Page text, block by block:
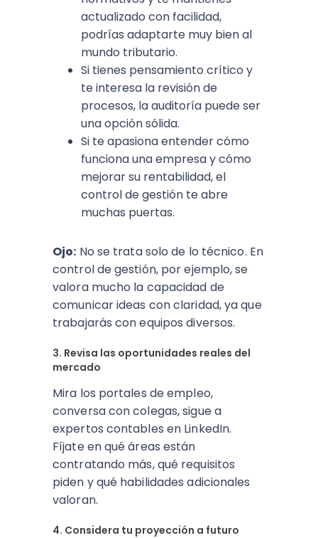
actualizado con facilidad,
podrías adaptarte muy bien al
mundo tributario.
Si tienes pensamiento crítico y
te interesa la revisión de
procesos, la auditoría puede ser
una opción sólida.
Si te apasiona entender cómo
funciona una empresa y cómo
mejorar su rentabilidad, el
control de gestión te abre
muchas puertas.
Ojo: No se trata solo de lo técnico. En
control de gestión, por ejemplo, se
valora mucho la capacidad de
comunicar ideas con claridad, ya que
trabajarás con equipos diversos.
3. Revisa las oportunidades reales del
mercado
Mira los portales de empleo,
conversa con colegas, sigue a
expertos contables en LinkedIn.
Fíjate en qué áreas están
contratando más, qué requisitos
piden y qué habilidades adicionales
valoran.
4. Considera tu proyección a futuro